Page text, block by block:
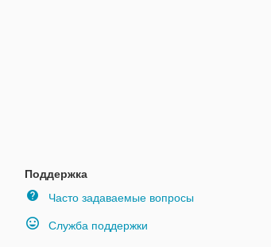
Поддержка
Часто задаваемые вопросы
Служба поддержки